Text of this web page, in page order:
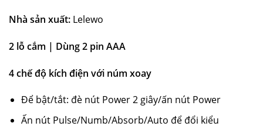
Nhà sản xuất: Lelewo
2 lỗ cắm | Dùng 2 pin AAA
4 chế độ kích điện với núm xoay
Để bật/tắt: đè nút Power 2 giây/ấn nút Power
Ấn nút Pulse/Numb/Absorb/Auto để đổi kiểu